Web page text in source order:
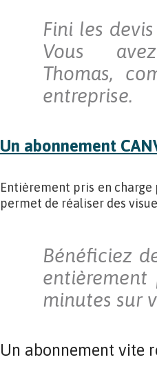
Fini les
Vous
Thomas,
entreprise.
Un abonnement
Entièrement pris en charge
permet de réaliser des
Bénéficiez
entièrement
minutes sur
Un abonnement vite